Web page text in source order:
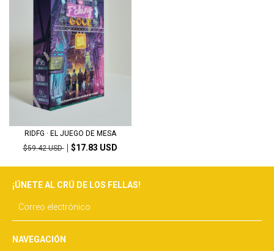
RIDFG · EL JUEGO DE MESA
$59.42 USD
$17.83 USD
¡ÚNETE AL CRÚ DE LOS FELLAS!
NAVEGACIÓN